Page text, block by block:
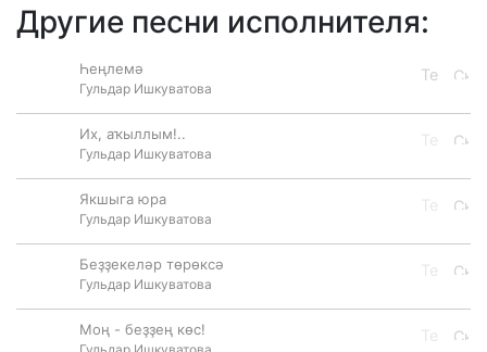
Другие песни исполнителя:
Һеңлемә
Гульдар Ишкуватова
Их, аҡыллым!..
Гульдар Ишкуватова
Якшыга юра
Гульдар Ишкуватова
Беҙҙекеләр төрөксә
Гульдар Ишкуватова
Моң - беҙҙең көс!